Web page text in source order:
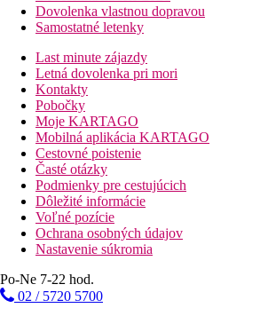
Dovolenka vlastnou dopravou
Samostatné letenky
Last minute zájazdy
Letná dovolenka pri mori
Kontakty
Pobočky
Moje KARTAGO
Mobilná aplikácia KARTAGO
Cestovné poistenie
Časté otázky
Podmienky pre cestujúcich
Dôležité informácie
Voľné pozície
Ochrana osobných údajov
Nastavenie súkromia
Po-Ne 7-22 hod.
02 / 5720 5700